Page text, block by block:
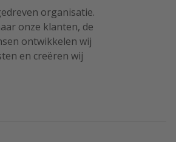
organisatie.
onze klanten, de
ontwikkelen wij
en creëren wij